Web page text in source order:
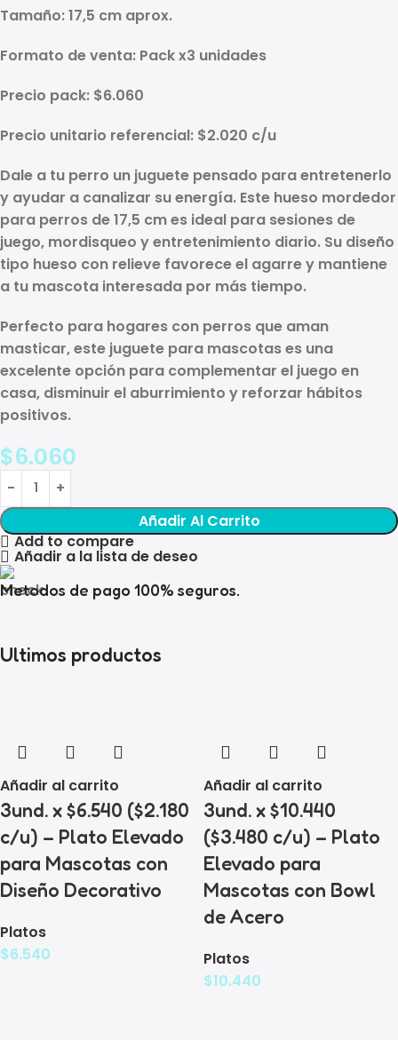
Tamaño:17,5 cm aprox.
Formato de venta: Pack x3 unidades
Precio pack: $6.060
Precio unitario referencial: $2.020 c/u
Dale a tu perro un juguete pensado para entretenerlo
y ayudar a canalizar su energía. Este hueso mordedor
para perros de 17,5 cmes ideal para sesiones de
juego, mordisqueo y entretenimiento diario. Su diseño
tipo hueso con relieve favorece el agarre y mantiene
a tu mascota interesada por más tiempo.
Perfecto para hogares con perros que aman
masticar, este juguete para mascotases una
excelente opción para complementar el juego en
casa, disminuir el aburrimiento y reforzar hábitos
positivos.
$6.060
Añadir Al Carrito
Add to compare
Añadir a la lista de deseo
Metodos de pago 100% seguros.
Ultimos productos
Añadir al carrito
3und. x $6.540 ($2.180
c/u) – Plato Elevado
para Mascotas con
Diseño Decorativo
Platos
$6.540
Añadir al carrito
3und. x $10.440
($3.480 c/u) – Plato
Elevado para
Mascotas con Bowl
de Acero
Platos
$10.440